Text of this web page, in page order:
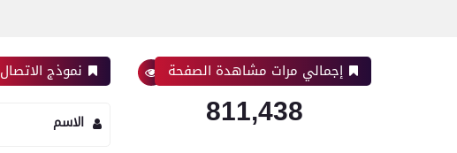
إجمالي مرات مشاهدة الصفحة
811,438
نموذج الاتصال
الاسم